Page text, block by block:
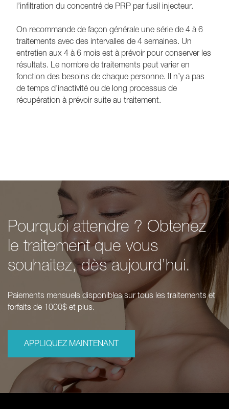
l’infiltration du concentré de PRP par fusil injecteur.
On recommande de façon générale une série de 4 à 6
traitements avec des intervalles de 4 semaines. Un
entretien aux 4 à 6 mois est à prévoir pour conserver les
résultats. Le nombre de traitements peut varier en
fonction des besoins de chaque personne. Il n’y a pas
de temps d’inactivité ou de long processus de
récupération à prévoir suite au traitement.
Pourquoi attendre ? Obtenez
le traitement que vous
souhaitez, dès aujourd’hui.
Paiements mensuels disponibles sur tous les traitements et
forfaits de 1000$ et plus.
APPLIQUEZ MAINTENANT